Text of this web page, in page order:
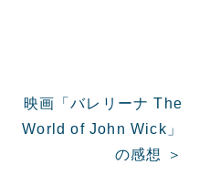
映画「バレリーナ The
World of John Wick」
の感想 ＞